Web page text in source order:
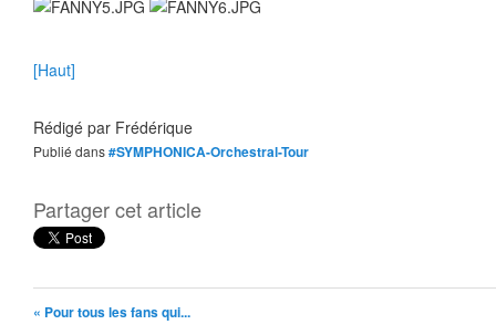
[Haut]
Rédigé par Frédérique
Publié dans#SYMPHONICA-Orchestral-Tour
Partager cet article
« Pour tous les fans qui...